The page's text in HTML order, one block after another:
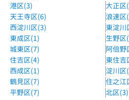
港区(3)
大正区
天王寺区(6)
浪速区
西淀川区(3)
東淀川
東成区(1)
生野区
城東区(7)
阿倍野
住吉区(4)
東住吉
西成区(1)
淀川区
鶴見区(7)
住之江
平野区(7)
北区(3)